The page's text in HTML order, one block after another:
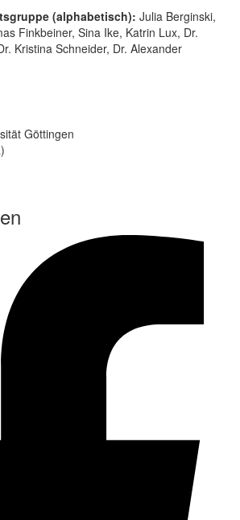
(alphabetisch): Julia Berginski,
Finkbeiner, Sina Ike, Katrin Lux, Dr.
Kristina Schneider, Dr. Alexander
Göttingen